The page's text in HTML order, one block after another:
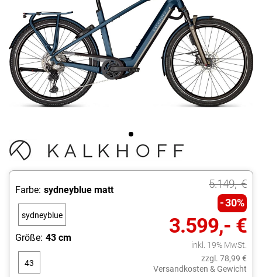
5.149,- €
30%
3.599,- €
inkl. 19% MwSt.
zzgl. 78,99 €
Versandkosten & Gewicht
Farbe: sydneyblue matt
sydneyblue
Größe: 43 cm
43